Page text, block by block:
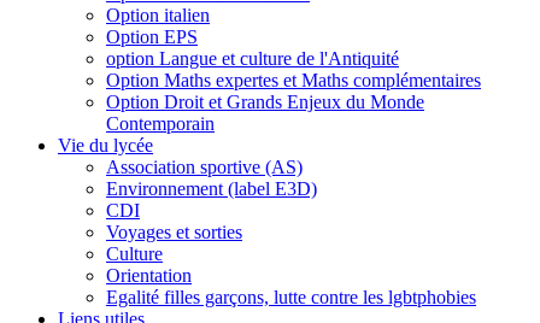
Option italien
Option EPS
option Langue et culture de l'Antiquité
Option Maths expertes et Maths complémentaires
Option Droit et Grands Enjeux du Monde
Contemporain
Vie du lycée
Association sportive (AS)
Environnement (label E3D)
CDI
Voyages et sorties
Culture
Orientation
Egalité filles garçons, lutte contre les lgbtphobies
Liens utiles